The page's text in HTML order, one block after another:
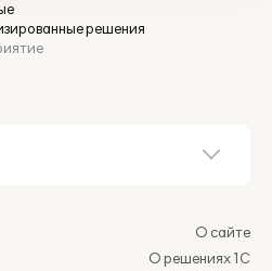
решения
О сайте
О решениях 1С